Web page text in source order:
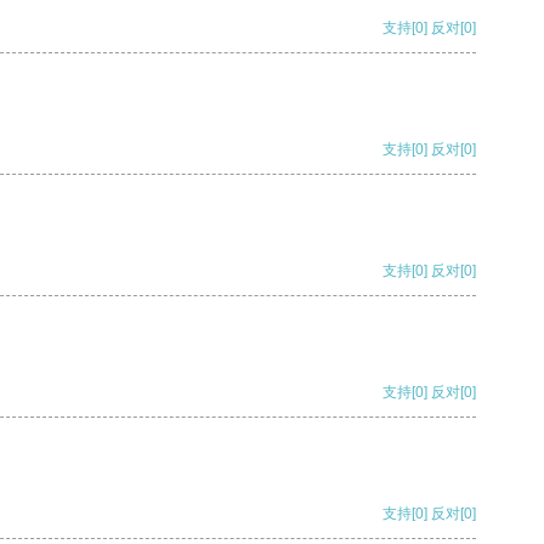
支持[0] 反对[0]
支持[0] 反对[0]
支持[0] 反对[0]
支持[0] 反对[0]
支持[0] 反对[0]